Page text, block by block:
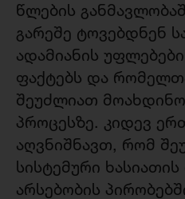
წლების
გარეშე ტოვებდნენ
ადამიანის
ფაქტებს და
შეუძლიათ
პროცესზე. კიდევ
აღვნიშნავთ, რომ
სისტემური
არსებობის